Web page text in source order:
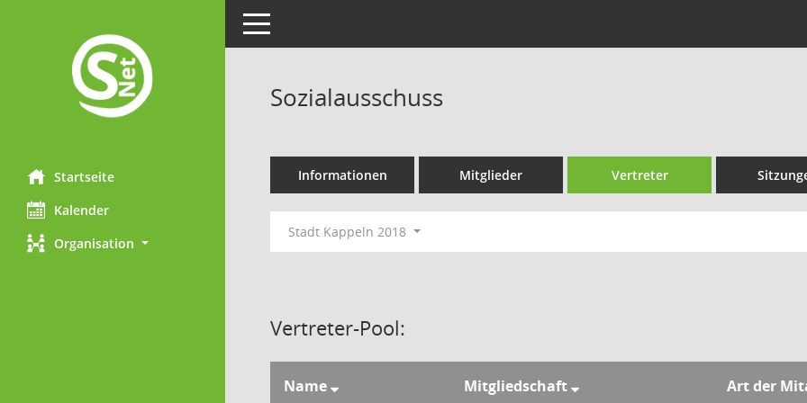
Startseite
Kalender
Organisation
Toggle navigation
Sozialausschuss
Informationen Mitglieder Vertreter
Stadt Kappeln 2018
Vertreter-Pool:
Name Mitgliedschaft Art der